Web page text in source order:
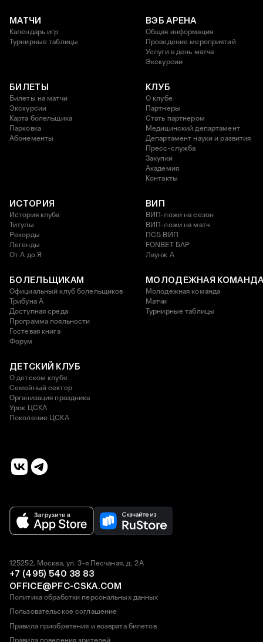
МАТЧИ
Календарь игр
Турнирные таблицы
ВЭБ АРЕНА
Общая информация
Проведение мероприятий
Услуги в день матча
Экскурсии
БИЛЕТЫ
Билеты на матчи
Экскурсии
Карта болельщика
Парковка
Абонементы
КЛУБ
О клубе
Партнеры
Стать партнером
Медицинский департамент
Департамент науки и развития
Пресс-служба
Закупки
Академия
Контакты
ИСТОРИЯ
История клуба
Титулы
Рекорды
Легенды
От А до Я
ВИП
ВИП-ложи на сезон
ВИП-ложи на матч
ПСБ ВИП
FONBET БАР
Лаунж A
БОЛЕЛЬЩИКАМ
Официальный клуб болельщиков
Трибуна А
Доступная среда
Программа лояльности
Гостевая книга
Форум
МОЛОДЕЖНАЯ
Молодежная команда
Матчи
Турнирные таблицы
ДЕТСКИЙ КЛУБ
О детском клубе
Семейный сектор
Организация праздника
Урок ЦСКА
Поколение ЦСКА
125252, Москва, ул. 3-я Песчаная, д. 2А
+7 (495) 540 38 83
OFFICE@PFC-CSKA.COM
Политика обработки персональных данных
Пользовательское соглашение
Правила приобретения и возврата билетов
Правила поведения зрителей